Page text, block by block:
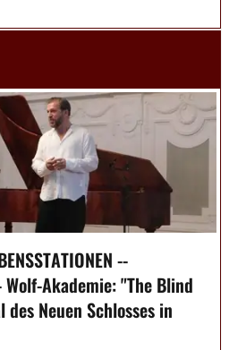
--
Akademie: "The Blind
Neuen Schlosses in